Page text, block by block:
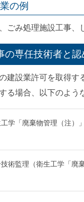
の例
ごみ処理施設工事、
の専任技術者と
建設業許可を取得す
る場合、以下のよう
学「廃棄物管理（注）
術監理（衛生工学「廃